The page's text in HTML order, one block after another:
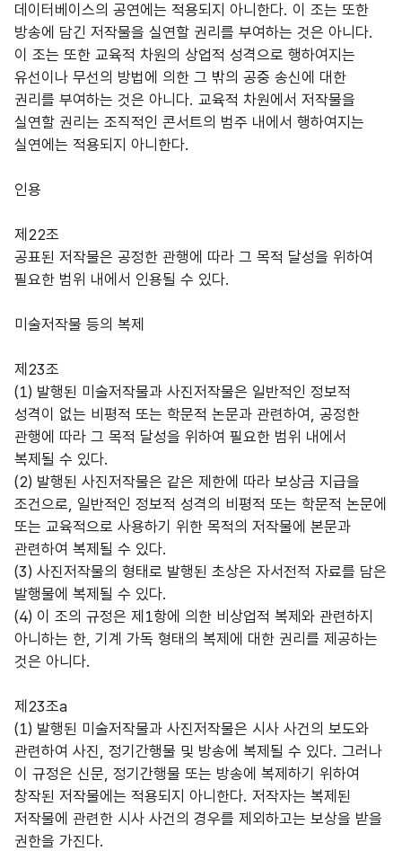
데이터베이스의 공연에는 적용되지 아니한다. 이 조는 또한
방송에 담긴 저작물을 실연할 권리를 부여하는 것은 아니다.
이 조는 또한 교육적 차원의 상업적 성격으로 행하여지는
유선이나 무선의 방법에 의한 그 밖의 공중 송신에 대한
권리를 부여하는 것은 아니다. 교육적 차원에서 저작물을
실연할 권리는 조직적인 콘서트의 범주 내에서 행하여지는
실연에는 적용되지 아니한다.
인용
제22조
공표된 저작물은 공정한 관행에 따라 그 목적 달성을 위하여
필요한 범위 내에서 인용될 수 있다.
미술저작물 등의 복제
제23조
(1) 발행된 미술저작물과 사진저작물은 일반적인 정보적
성격이 없는 비평적 또는 학문적 논문과 관련하여, 공정한
관행에 따라 그 목적 달성을 위하여 필요한 범위 내에서
복제될 수 있다.
(2) 발행된 사진저작물은 같은 제한에 따라 보상금 지급을
조건으로, 일반적인 정보적 성격의 비평적 또는 학문적 논문에
또는 교육적으로 사용하기 위한 목적의 저작물에 본문과
관련하여 복제될 수 있다.
(3) 사진저작물의 형태로 발행된 초상은 자서전적 자료를 담은
발행물에 복제될 수 있다.
(4) 이 조의 규정은 제1항에 의한 비상업적 복제와 관련하지
아니하는 한, 기계 가독 형태의 복제에 대한 권리를 제공하는
것은 아니다.
제23조a
(1) 발행된 미술저작물과 사진저작물은 시사 사건의 보도와
관련하여 사진, 정기간행물 및 방송에 복제될 수 있다. 그러나
이 규정은 신문, 정기간행물 또는 방송에 복제하기 위하여
창작된 저작물에는 적용되지 아니한다. 저작자는 복제된
저작물에 관련한 시사 사건의 경우를 제외하고는 보상을 받을
권한을 가진다.